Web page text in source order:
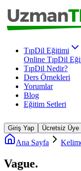
TıpDil Eğitimi
Online TıpDil
TıpDil Nedir?
Ders Örnekleri
Yorumlar
Blog
Eğitim Setleri
Giriş Yap Ücretsiz Üye
Ana Sayfa
Vague.